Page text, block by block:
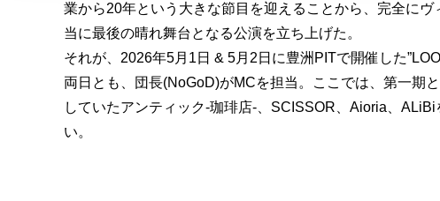
業から20年という大きな節目を迎えることから、完全に
当に最後の晴れ舞台となる公演を立ち上げた。
それが、2026年5月1日 & 5月2日に豊洲PITで開催した
両日とも、団長(NoGoD)がMCを担当。ここでは、第一期
していたアンティック-珈琲店-、SCISSOR、Aioria、
い。